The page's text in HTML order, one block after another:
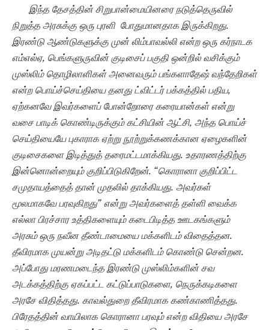
இந்த தேசத்தின் சிறுபான்மையினரை நடுத்தெருவில்
நிறுத்த அரசுக்கு ஒரு புரளி போதுமானதாக இருக்கிறது.
இரண்டு ஆண்டுகளுக்கு முன் லிம்பாவல்லி என்ற ஒரு கர்நாடக
எம்எல்ஏ, பெங்களுருவின் குடிசைப் பகுதி ஒன்றில் வசிக்கும்
முஸ்லிம் தொழிலாளிகள் அனைவரும் பங்களாதேஷ் வந்தேறிகள்
என்ற பொய்ச்செய்தியை தனது ட்விட்டர் பக்கத்தில் பதிய,
ஏற்கனவே இவர்களைப் போன்றோரை கரையான்கள் என்று
வசை பாடிக் கொண்டிருக்கும் கட்சியின் ஆட்சி, அந்த பொய்ச்
செய்தியையே புகாராக ஏற்று நூற்றுக்கணக்கான ஏழைகளின்
குடிசைகளை இடித்துத் தரைமட்டமாக்கியது. உதாரணத்திற்கு
இன்னொன்றையும் குறிப்பிடுகிறேன். “கொரானா குறிப்பிட்ட
சமுதாயத்தைத் தான் முதலில் தாக்கியது. அவர்கள்
மூலமாகவே பரவுகிறது” என்று அவர்களைத் தள்ளி வைக்க
எல்லா பிரச்சார உத்திகளையும் கடைபிடித்த ஊடகங்களும்
அரசும் ஒரு நவீன தீண்டாமையை மக்களிடம் விதைத்தன.
தீவிரமாக முயன்று அடிதட்டு மக்களிடம் கொண்டு சென்றன.
அப்போது மரணமடைந்த இரண்டு முஸ்லிம்களின் சவ
அடக்கத்திற்கு ஏகப்பட்ட கட்டுப்பாடுகளை, நெருக்கடிகளை
அரசே விதித்தது. காவல்துறை தீவிரமாக கண்காணித்தது.
பிரேதத்தின் வாயிலாக கொரானா பரவும் என்ற விதியை அரசே